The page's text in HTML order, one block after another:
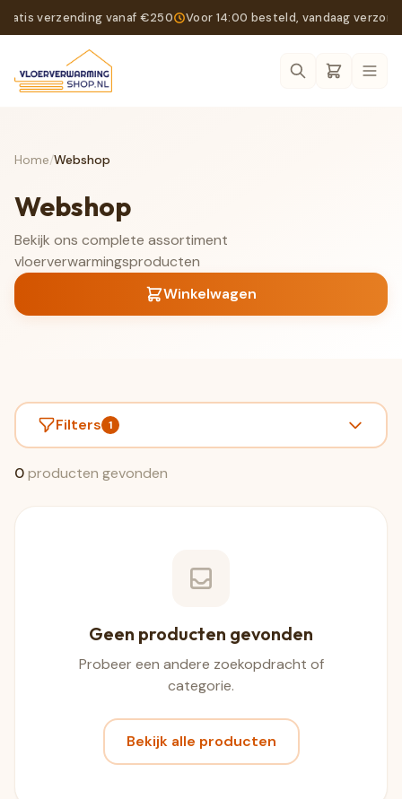
verzending vanaf €250 Voor 14:00 besteld, vandaag
Home/Webshop
Webshop
Bekijk ons complete assortiment
vloerverwarmingsproducten
Winkelwagen
Filters 1
0producten gevonden
Geen producten gevonden
Probeer een andere zoekopdracht of
categorie.
Bekijk alle producten